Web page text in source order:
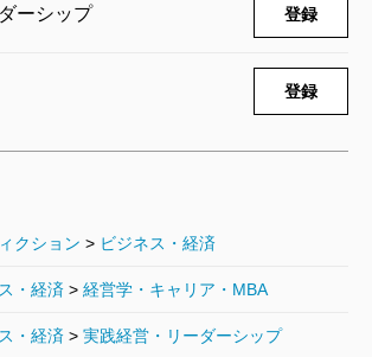
でイノベーションといえる。著者た
るように、障害者がヘラルボニーに依
ない。むしろ逆にヘラルボニーの商
ートデータは2000点以上。アートデ
ドのライフスタイル商品に使用され
の企業の商品のパッケージや公共施
ーシップ 登録
登録
クション > ビジネス・経済
・経済 > 経営学・キャリア・MBA
・経済 > 実践経営・リーダーシップ